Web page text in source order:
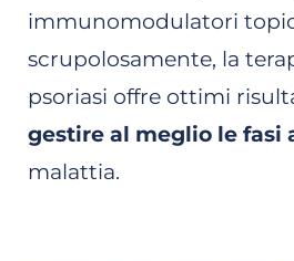
immunomodulatori
scrupolosamente, la
psoriasi offre ottimi
gestire al meglio le fasi
malattia.